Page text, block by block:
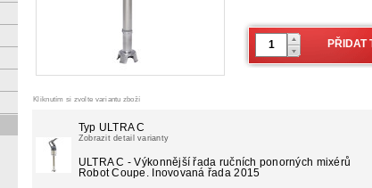
Kliknutím si zvolte variantu zboží
Typ ULTRA C
Zobrazit detail varianty
ULTRA C - Výkonnější řada ručních ponorných mixérů
Robot Coupe. Inovovaná řada 2015